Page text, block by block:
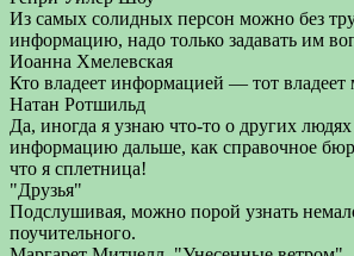
Из самых солидных персон можно без
информацию, надо только задавать им
Иоанна Хмелевская
Кто владеет информацией — тот владеет
Натан Ротшильд
Да, иногда я узнаю что-то о других
информацию дальше, как справочное
что я сплетница!
"Друзья"
Подслушивая, можно порой узнать
поучительного.